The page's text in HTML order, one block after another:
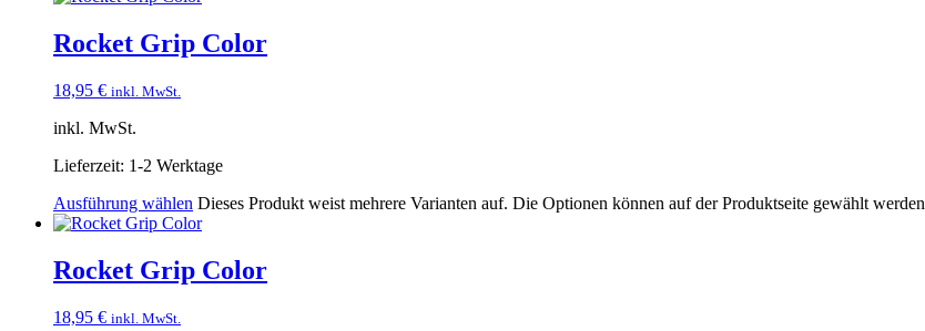
Rocket Grip Color
18,95 € inkl. MwSt.
inkl. MwSt.
Lieferzeit: 1-2 Werktage
Ausführung wählen Dieses Produkt weist mehrere Varianten auf. Die Optionen können auf der Produktseite gewählt werden
Rocket Grip Color
18,95 € inkl. MwSt.